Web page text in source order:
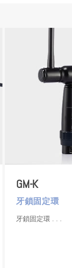
GM-K
牙鎖固定環
牙鎖固定環